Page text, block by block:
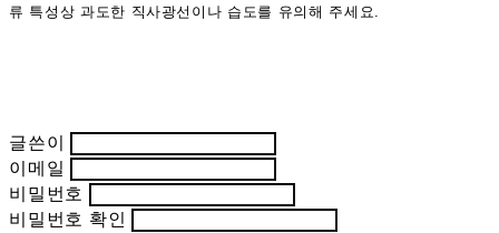
류 특성상 과도한 직사광선이나 습도를 유의해 주세요.
글쓴이
이메일
비밀번호
비밀번호 확인